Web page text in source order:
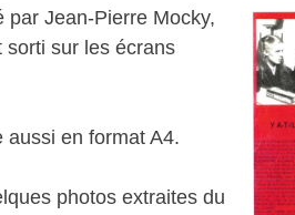
par Jean-Pierre Mocky,
sorti sur les écrans
en format A4.
photos extraites du